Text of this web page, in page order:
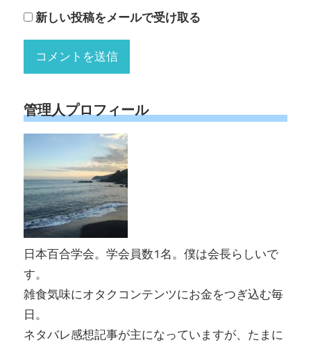
新しい投稿をメールで受け取る
管理人プロフィール
日本百合学会。学会員数1名。僕は会長らしいで
す。
雑食気味にオタクコンテンツにお金をつぎ込む毎
日。
ネタバレ感想記事が主になっていますが、たまに